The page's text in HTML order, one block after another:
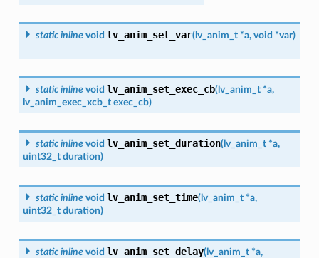
static inline void lv_anim_set_var(lv_anim_t *a, void *var)
static inline void lv_anim_set_exec_cb(lv_anim_t *a,
lv_anim_exec_xcb_t exec_cb)
static inline void lv_anim_set_duration(lv_anim_t *a,
uint32_t duration)
static inline void lv_anim_set_time(lv_anim_t *a,
uint32_t duration)
static inline void lv_anim_set_delay(lv_anim_t *a,